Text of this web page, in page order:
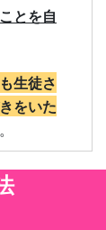
とを自
生徒さ
をいた